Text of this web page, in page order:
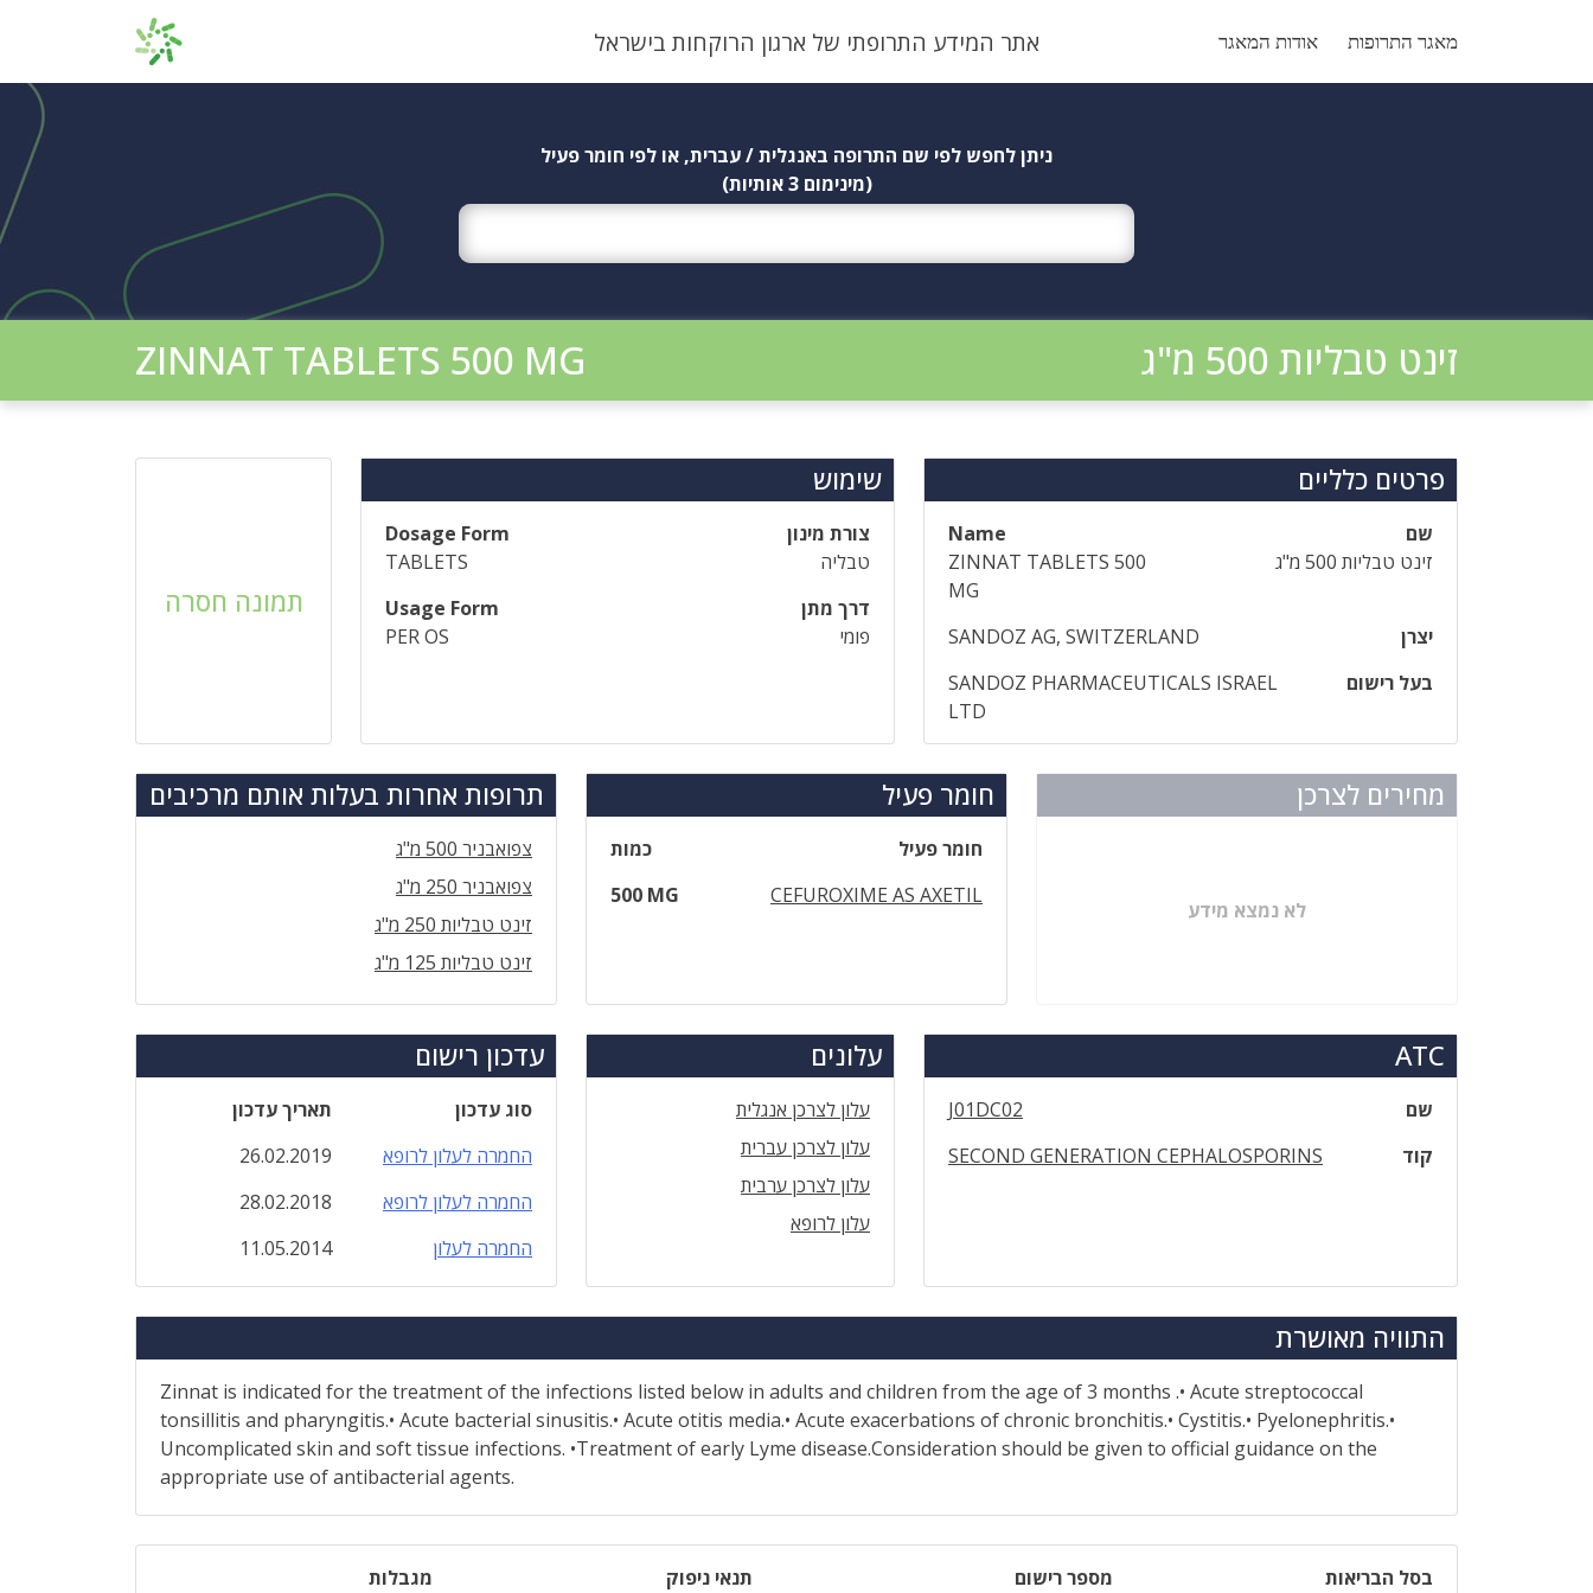
מאגר התרופות אודות המאגר אתר המידע התרופתי של ארגון הרוקחות בישראל
ניתן לחפש לפי שם התרופה באנגלית / עברית, או לפי חומר פעיל
(מינימום 3 אותיות)
זינט טבליות 500 מ"ג ZINNAT TABLETS 500 MG
פרטים כלליים
שם
Name
זינט טבליות 500 מ"ג
ZINNAT TABLETS 500
MG
יצרן
SANDOZ AG, SWITZERLAND
בעל רישום
SANDOZ PHARMACEUTICALS ISRAEL
LTD
שימוש
צורת מינון
Dosage Form
טבליה
TABLETS
דרך מתן
Usage Form
פומי
PER OS
תמונה חסרה
מחירים לצרכן
לא נמצא מידע
חומר פעיל
חומר פעיל
כמות
CEFUROXIME AS AXETIL
500 MG
תרופות אחרות בעלות אותם מרכיבים
צפואבניר 500 מ"ג
צפואבניר 250 מ"ג
זינט טבליות 250 מ"ג
זינט טבליות 125 מ"ג
ATC
שם
J01DC02
קוד
SECOND GENERATION CEPHALOSPORINS
עלונים
עלון לצרכן אנגלית
עלון לצרכן עברית
עלון לצרכן ערבית
עלון לרופא
עדכון רישום
סוג עדכון
תאריך עדכון
החמרה לעלון לרופא
26.02.2019
החמרה לעלון לרופא
28.02.2018
החמרה לעלון
11.05.2014
התוויה מאושרת
Zinnat is indicated for the treatment of the infections listed below in adults and children from the age of 3 months .• Acute streptococcal
tonsillitis and pharyngitis.• Acute bacterial sinusitis.• Acute otitis media.• Acute exacerbations of chronic bronchitis.• Cystitis.• Pyelonephritis.•
Uncomplicated skin and soft tissue infections. •Treatment of early Lyme disease.Consideration should be given to official guidance on the
appropriate use of antibacterial agents.
בסל הבריאות מספר רישום תנאי ניפוק מגבלות